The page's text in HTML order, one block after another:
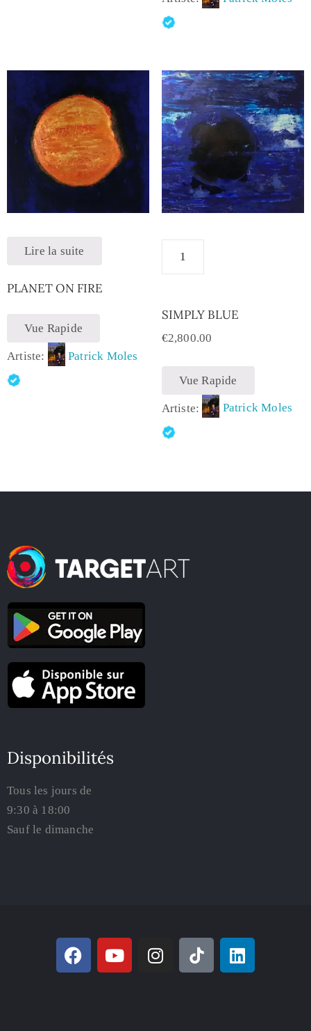
Lire la suite
PLANET ON FIRE
Vue Rapide
Artiste: Patrick Moles
SIMPLY BLUE
€2,800.00
Vue Rapide
Artiste: Patrick Moles
Disponibilités
Tous les jours de
9:30 à 18:00
Sauf le dimanche